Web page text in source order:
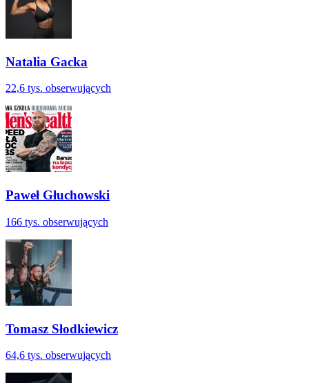
Natalia Gacka
22,6 tys. obserwujących
Paweł Głuchowski
166 tys. obserwujących
Tomasz Słodkiewicz
64,6 tys. obserwujących